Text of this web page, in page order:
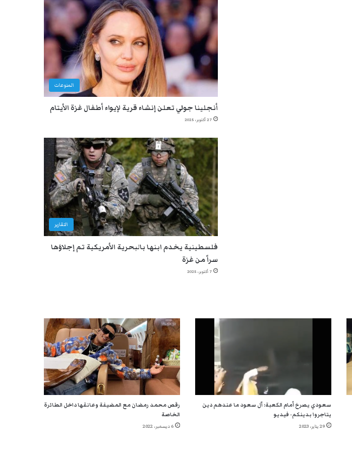
المنوعات
أنجلينا جولي تعلن إنشاء قرية لإيواء أطفال غزة الأيتام
27 أكتوبر، 2025
التقارير
فلسطينية يخدم ابنها بالبحرية الأمريكية تم إجلاؤها
سراً من غزة
7 أكتوبر، 2025
سعودي يصرخ أمام الكعبة: آل سعود ما عندهم دين
يتاجروا بدينكم- فيديو
29 يناير، 2023
رقص محمد رمضان مع المضيفة وعانقها داخل الطائرة
الخاصة
6 ديسمبر، 2022